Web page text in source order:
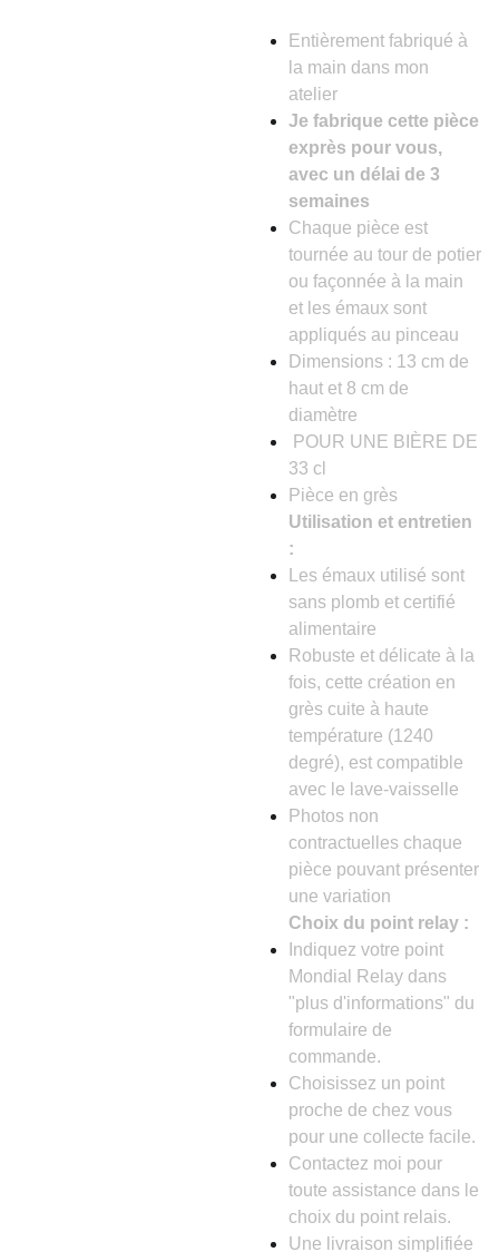
Entièrement fabriqué à
la main dans mon
atelier
Je fabrique cette pièce
exprès pour vous,
avec un délai de 3
semaines
Chaque pièce est
tournée au tour de potier
ou façonnée à la main
et les émaux sont
appliqués au pinceau
Dimensions : 13 cm de
haut et 8 cm de
diamètre
POUR UNE BIÈRE DE
33 cl
Pièce en grès
Utilisation et entretien
:
Les émaux utilisé sont
sans plomb et certifié
alimentaire
Robuste et délicate à la
fois, cette création en
grès cuite à haute
température (1240
degré), est compatible
avec le lave-vaisselle
Photos non
contractuelles chaque
pièce pouvant présenter
une variation
Choix du point relay :
Indiquez votre point
Mondial Relay dans
"plus d'informations" du
formulaire de
commande.
Choisissez un point
proche de chez vous
pour une collecte facile.
Contactez moi pour
toute assistance dans le
choix du point relais.
Une livraison simplifiée